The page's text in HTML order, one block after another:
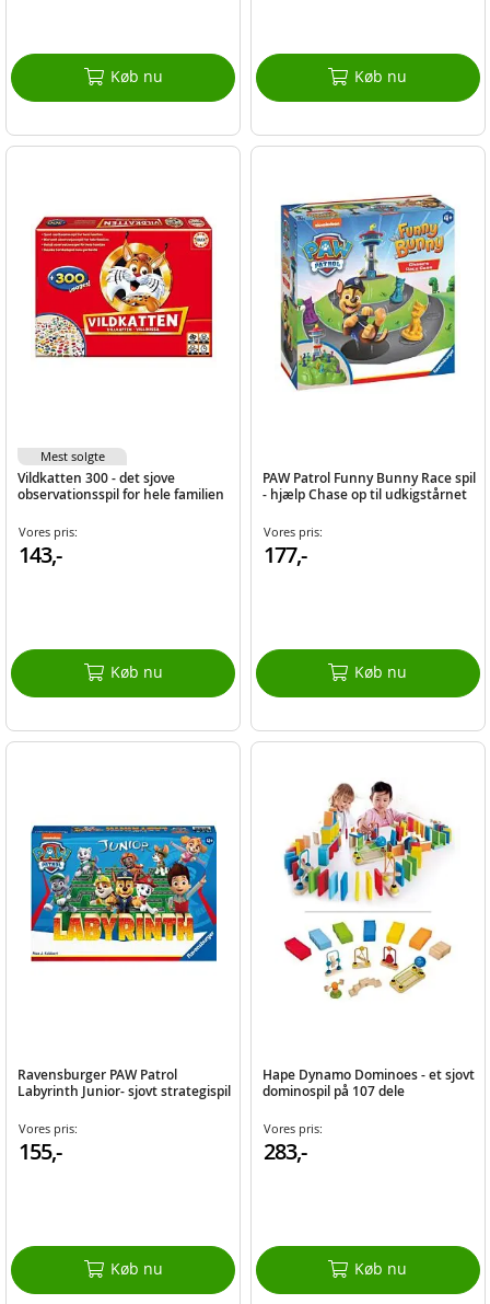
Køb nu Køb nu
Vildkatten 300 - det sjove
observationsspil for hele familien
Vores pris:
143,-
Køb nu
Mest solgte
PAW Patrol Funny Bunny Race spil
- hjælp Chase op til udkigstårnet
Vores pris:
177,-
Køb nu
Ravensburger PAW Patrol
Labyrinth Junior- sjovt strategispil
Vores pris:
155,-
Køb nu
Hape Dynamo Dominoes - et sjovt
dominospil på 107 dele
Vores pris:
283,-
Køb nu